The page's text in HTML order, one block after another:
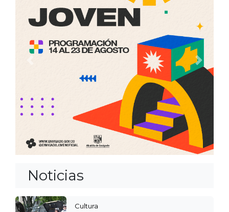
Noticias
Cultura